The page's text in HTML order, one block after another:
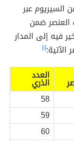
من 14 عنصرًا من السيريوم عبر
58-71)، ويُصنف العنصر ضمن
فيه إلى المدار
[١]
العدد
الذري
58
59
60